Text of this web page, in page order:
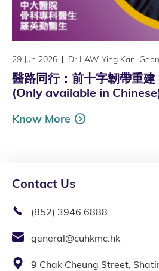
29 Jun 2026 Dr LAW Ying Kan,
醫路同行：前十字韌帶重
(Only available in
Know More
Contact Us
(852) 3946 6888
general@cuhkmc.hk
9 Chak Cheung Street,